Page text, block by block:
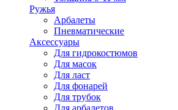
Ружья
Арбалеты
Пневматические
Аксессуары
Для гидрокостюмов
Для масок
Для ласт
Для фонарей
Для трубок
Для арбалетов